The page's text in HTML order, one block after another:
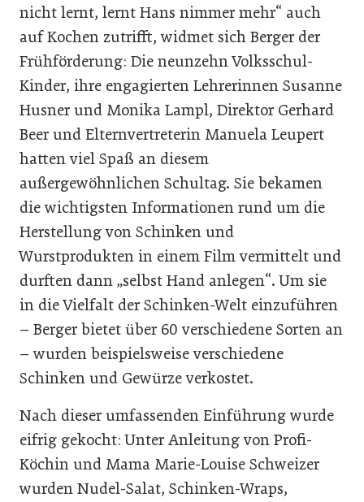
nicht lernt, lernt Hans nimmer mehr“ auch
auf Kochen zutrifft, widmet sich Berger der
Frühförderung: Die neunzehn Volksschul-
Kinder, ihre engagierten Lehrerinnen Susanne
Husner und Monika Lampl, Direktor Gerhard
Beer und Elternvertreterin Manuela Leupert
hatten viel Spaß an diesem
außergewöhnlichen Schultag. Sie bekamen
die wichtigsten Informationen rund um die
Herstellung von Schinken und
Wurstprodukten in einem Film vermittelt und
durften dann „selbst Hand anlegen“. Um sie
in die Vielfalt der Schinken-Welt einzuführen
– Berger bietet über 60 verschiedene Sorten an
– wurden beispielsweise verschiedene
Schinken und Gewürze verkostet.
Nach dieser umfassenden Einführung wurde
eifrig gekocht: Unter Anleitung von Profi-
Köchin und Mama Marie-Louise Schweizer
wurden Nudel-Salat, Schinken-Wraps,